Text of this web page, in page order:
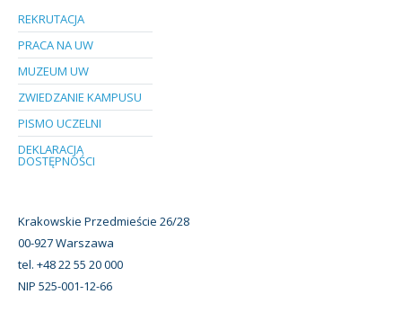
REKRUTACJA
PRACA NA UW
MUZEUM UW
ZWIEDZANIE KAMPUSU
PISMO UCZELNI
DEKLARACJA
DOSTĘPNOŚCI
Krakowskie Przedmieście 26/28
00-927 Warszawa
tel. +48 22 55 20 000
NIP 525-001-12-66